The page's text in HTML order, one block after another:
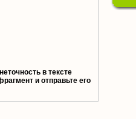
в тексте
и отправьте его